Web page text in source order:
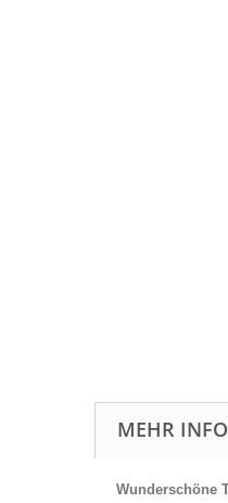
MEHR
Wunderschöne